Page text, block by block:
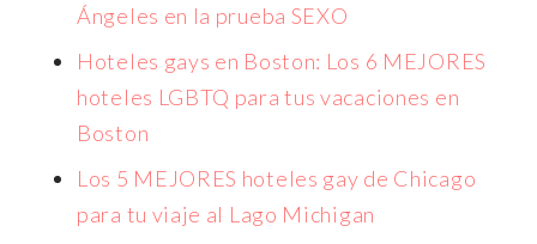
Ángeles en la prueba SEXO
Hoteles gays en Boston: Los 6 MEJORES
hoteles LGBTQ para tus vacaciones en
Boston
Los 5 MEJORES hoteles gay de Chicago
para tu viaje al Lago Michigan